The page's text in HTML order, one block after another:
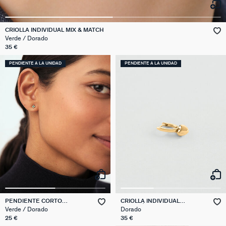
CRIOLLA INDIVIDUAL MIX & MATCH
Verde / Dorado
35 €
PENDIENTE A LA UNIDAD
PENDIENTE CORTO
INDIVIDUAL FLOR MIX &
MATCH
Verde / Dorado
25 €
PENDIENTE A LA UNIDAD
CRIOLLA INDIVIDUAL
CORAZÓN MIX & MATCH
Dorado
35 €